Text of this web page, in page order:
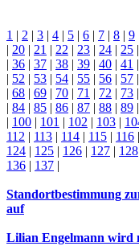
1 | 2 | 3 | 4 | 5 | 6 | 7 | 8 | 9
| 20 | 21 | 22 | 23 | 24 | 25 |
| 36 | 37 | 38 | 39 | 40 | 41 |
| 52 | 53 | 54 | 55 | 56 | 57 |
| 68 | 69 | 70 | 71 | 72 | 73 |
| 84 | 85 | 86 | 87 | 88 | 89 |
| 100 | 101 | 102 | 103 |
112 | 113 | 114 | 115 | 116 |
124 | 125 | 126 | 127 | 128
136 | 137 |
Standortbestimmung
auf
Lilian Engelmann wird